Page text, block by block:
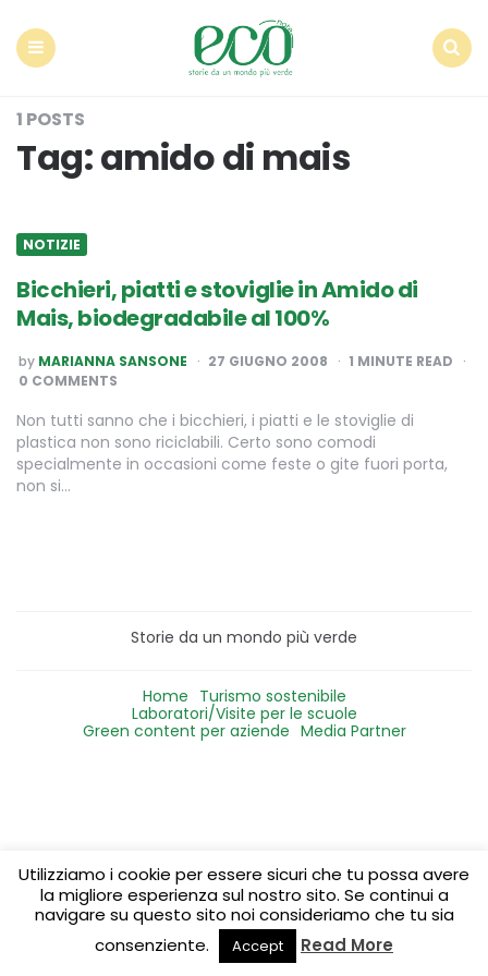
1 POSTS
Tag:amido di mais
NOTIZIE
Bicchieri, piatti e stoviglie in Amido di
Mais, biodegradabile al 100%
POSTED
BY
by MARIANNA SANSONE 27 GIUGNO 2008 1 MINUTE READ
0 COMMENTS
Non tutti sanno che i bicchieri, i piatti e le stoviglie di
plastica non sono riciclabili. Certo sono comodi
specialmente in occasioni come feste o gite fuori porta,
non si…
Storie da un mondo più verde
Home Turismo sostenibile
Laboratori/Visite per le scuole
Green content per aziende Media Partner
Utilizziamo i cookie per essere sicuri che tu possa avere
la migliore esperienza sul nostro sito. Se continui a
navigare su questo sito noi consideriamo che tu sia
consenziente.
Accept Read More